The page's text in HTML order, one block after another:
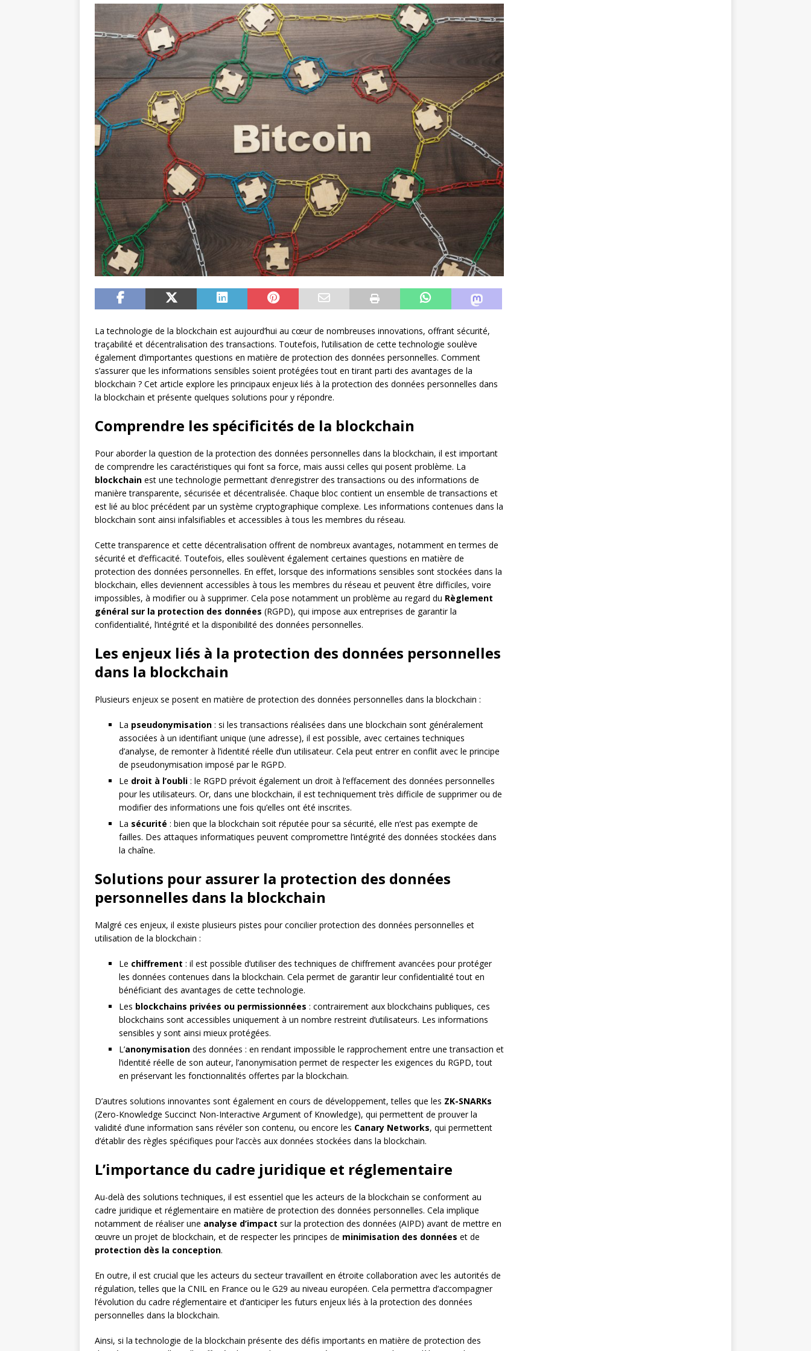
La technologie de la blockchain est aujourd’hui au cœur de nombreuses innovations, offrant sécurité,
traçabilité et décentralisation des transactions. Toutefois, l’utilisation de cette technologie soulève
également d’importantes questions en matière de protection des données personnelles. Comment
s’assurer que les informations sensibles soient protégées tout en tirant parti des avantages de la
blockchain ? Cet article explore les principaux enjeux liés à la protection des données personnelles dans
la blockchain et présente quelques solutions pour y répondre.
Comprendre les spécificités de la blockchain
Pour aborder la question de la protection des données personnelles dans la blockchain, il est important
de comprendre les caractéristiques qui font sa force, mais aussi celles qui posent problème. La
blockchain est une technologie permettant d’enregistrer des transactions ou des informations de
manière transparente, sécurisée et décentralisée. Chaque bloc contient un ensemble de transactions et
est lié au bloc précédent par un système cryptographique complexe. Les informations contenues dans la
blockchain sont ainsi infalsifiables et accessibles à tous les membres du réseau.
Cette transparence et cette décentralisation offrent de nombreux avantages, notamment en termes de
sécurité et d’efficacité. Toutefois, elles soulèvent également certaines questions en matière de
protection des données personnelles. En effet, lorsque des informations sensibles sont stockées dans la
blockchain, elles deviennent accessibles à tous les membres du réseau et peuvent être difficiles, voire
impossibles, à modifier ou à supprimer. Cela pose notamment un problème au regard du Règlement
général sur la protection des données (RGPD), qui impose aux entreprises de garantir la
confidentialité, l’intégrité et la disponibilité des données personnelles.
Les enjeux liés à la protection des données personnelles
dans la blockchain
Plusieurs enjeux se posent en matière de protection des données personnelles dans la blockchain :
La pseudonymisation : si les transactions réalisées dans une blockchain sont généralement
associées à un identifiant unique (une adresse), il est possible, avec certaines techniques
d’analyse, de remonter à l’identité réelle d’un utilisateur. Cela peut entrer en conflit avec le principe
de pseudonymisation imposé par le RGPD.
Le droit à l’oubli : le RGPD prévoit également un droit à l’effacement des données personnelles
pour les utilisateurs. Or, dans une blockchain, il est techniquement très difficile de supprimer ou de
modifier des informations une fois qu’elles ont été inscrites.
La sécurité : bien que la blockchain soit réputée pour sa sécurité, elle n’est pas exempte de
failles. Des attaques informatiques peuvent compromettre l’intégrité des données stockées dans
la chaîne.
Solutions pour assurer la protection des données
personnelles dans la blockchain
Malgré ces enjeux, il existe plusieurs pistes pour concilier protection des données personnelles et
utilisation de la blockchain :
Le chiffrement : il est possible d’utiliser des techniques de chiffrement avancées pour protéger
les données contenues dans la blockchain. Cela permet de garantir leur confidentialité tout en
bénéficiant des avantages de cette technologie.
Les blockchains privées ou permissionnées : contrairement aux blockchains publiques, ces
blockchains sont accessibles uniquement à un nombre restreint d’utilisateurs. Les informations
sensibles y sont ainsi mieux protégées.
L’anonymisation des données : en rendant impossible le rapprochement entre une transaction et
l’identité réelle de son auteur, l’anonymisation permet de respecter les exigences du RGPD, tout
en préservant les fonctionnalités offertes par la blockchain.
D’autres solutions innovantes sont également en cours de développement, telles que les ZK-SNARKs
(Zero-Knowledge Succinct Non-Interactive Argument of Knowledge), qui permettent de prouver la
validité d’une information sans révéler son contenu, ou encore les Canary Networks, qui permettent
d’établir des règles spécifiques pour l’accès aux données stockées dans la blockchain.
L’importance du cadre juridique et réglementaire
Au-delà des solutions techniques, il est essentiel que les acteurs de la blockchain se conforment au
cadre juridique et réglementaire en matière de protection des données personnelles. Cela implique
notamment de réaliser une analyse d’impact sur la protection des données (AIPD) avant de mettre en
œuvre un projet de blockchain, et de respecter les principes de minimisation des données et de
protection dès la conception.
En outre, il est crucial que les acteurs du secteur travaillent en étroite collaboration avec les autorités de
régulation, telles que la CNIL en France ou le G29 au niveau européen. Cela permettra d’accompagner
l’évolution du cadre réglementaire et d’anticiper les futurs enjeux liés à la protection des données
personnelles dans la blockchain.
Ainsi, si la technologie de la blockchain présente des défis importants en matière de protection des